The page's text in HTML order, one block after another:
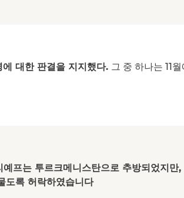
대한 판결을 지지했다. 그 중 하나는 11
프는 투르크메니스탄으로 추방되었지만,
도록 허락하였습니다